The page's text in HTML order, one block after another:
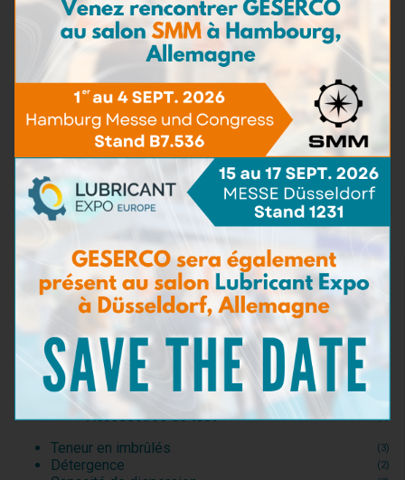
TAN
Teneur en Eau
Viscosité
BN - TBN
Pollution particulaire
Teneur en Fer
Kits d'Analyse
Consommables et Réactifs
Accessoires de test (0)
Teneur en imbrûlés (3)
Détergence (2)
Pack de recharge IronTest
En savoir plus